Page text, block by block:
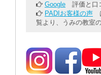
Google 評価と口
PADIお客様の声
覧より、うみの教室